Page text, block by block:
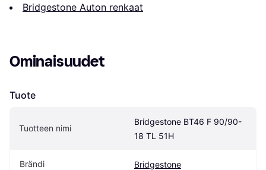
Bridgestone Auton renkaat
Ominaisuudet
Tuote
Tuotteen nimi
Bridgestone BT46 F 90/90-
18 TL 51H
Brändi Bridgestone